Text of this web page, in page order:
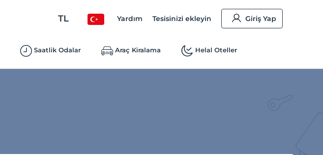
TL Yardım Tesisinizi ekleyin Giriş Yap
Saatlik Odalar Araç Kiralama Helal Oteller